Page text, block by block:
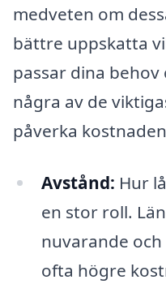
medveten om
bättre uppskatta
passar dina
några av de
påverka
Avstånd: Hur
en stor roll.
nuvarande
ofta högre